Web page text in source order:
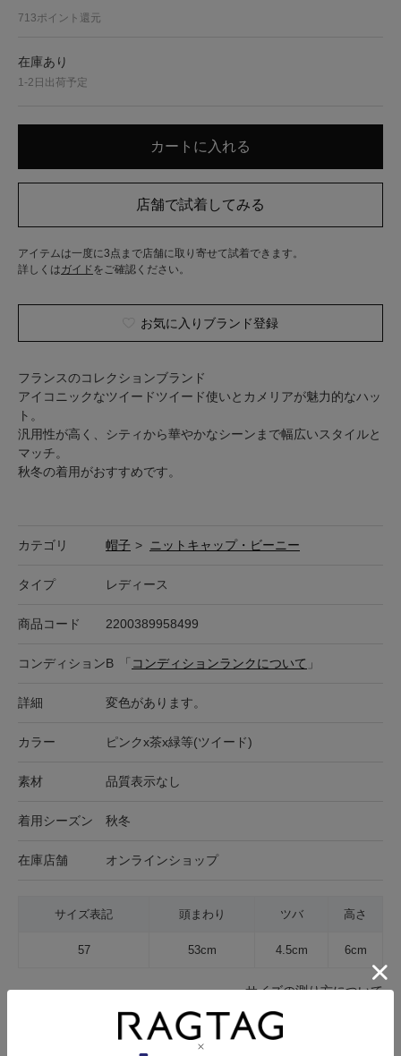
713ポイント還元
在庫あり
1-2日出荷予定
アイテムは一度に3点まで店舗に取り寄せて試着できます。
詳しくはガイド をご確認ください。
お気に入りブランド登録
フランスのコレクションブランド
アイコニックなツイードツイード使いとカメリアが魅力的なハッ
ト。
汎用性が高く、シティから華やかなシーンまで幅広いスタイルと
マッチ。
秋冬の着用がおすすめです。
カテゴリ 帽子 > ニットキャップ・ビーニー
タイプ レディース
商品コード 2200389958499
コンディションB 「 コンディションランクについて 」
詳細 変色があります。
カラー ピンクx茶x緑等(ツイード)
素材 品質表示なし
着用シーズン 秋冬
在庫店舗 オンラインショップ
サイズ表記 頭まわり ツバ 高さ
57 53cm 4.5cm 6cm
サイズの測り方について
キャンセル・返品について